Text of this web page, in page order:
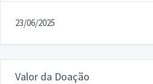
23/06/2025
Valor da Doação